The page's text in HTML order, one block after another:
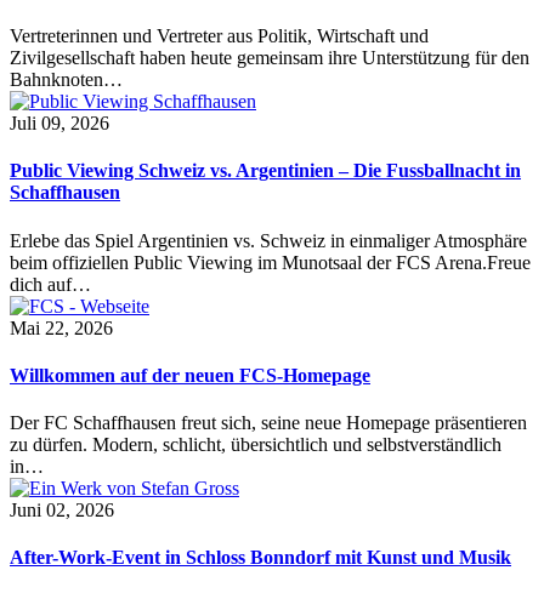
Vertreterinnen und Vertreter aus Politik, Wirtschaft und
Zivilgesellschaft haben heute gemeinsam ihre Unterstützung für den
Bahnknoten…
Juli 09, 2026
Public Viewing Schweiz vs. Argentinien – Die Fussballnacht in
Schaffhausen
Erlebe das Spiel Argentinien vs. Schweiz in einmaliger Atmosphäre
beim offiziellen Public Viewing im Munotsaal der FCS Arena.Freue
dich auf…
Mai 22, 2026
Willkommen auf der neuen FCS-Homepage
Der FC Schaffhausen freut sich, seine neue Homepage präsentieren
zu dürfen. Modern, schlicht, übersichtlich und selbstverständlich
in…
Juni 02, 2026
After-Work-Event in Schloss Bonndorf mit Kunst und Musik